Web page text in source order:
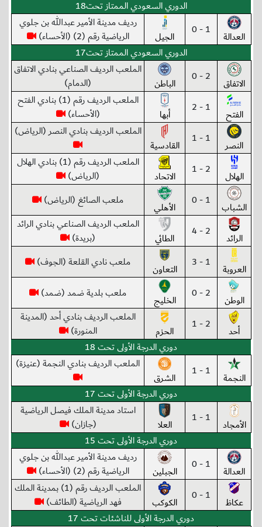
الدوري السعودي الممتاز تحت18
العدالة 1 - 0 الجيل
رديف مدينة الأمير عبدالله بن جلوي
الرياضية رقم (2) (الأحساء)
الدوري السعودي الممتاز تحت17
الاتفاق 2 - 0 الباطن
الملعب الرديف الصناعي بنادي الاتفاق
(الدمام)
الفتح 1 - 2 أبها
الملعب الرديف رقم (1) بنادي الفتح
(الأحساء)
النصر 1 - 1 القادسية
الملعب الرديف بنادي النصر (الرياض)
الهلال 2 - 1 الاتحاد
الملعب الرديف رقم (1) بنادي الهلال
(الرياض)
الشباب 1 - 0 الأهلي ملعب الصائغ (الرياض)
الرائد 2 - 4 الطائي
الملعب الرديف الصناعي بنادي الرائد
(بريدة)
العروبة 1 - 3 التعاون ملعب نادي القلعة (الجوف)
الوطن 2 - 0 الخليج ملعب بلدية ضمد (ضمد)
أحد 2 - 1 الحزم
الملعب الرديف بنادي أحد (المدينة
المنورة)
دوري الدرجة الأولى تحت 18
النجمة 1 - 1 الشرق
الملعب الرديف بنادي النجمة (عنيزة)
دوري الدرجة الأولى تحت 17
الأمجاد 1 - 1 العلا
استاد مدينة الملك فيصل الرياضية
(جازان)
دوري الدرجة الأولى تحت 15
العدالة 1 - 0 الجبلين
رديف مدينة الأمير عبدالله بن جلوي
الرياضية رقم (2) (الأحساء)
عكاظ 1 - 0 الكوكب
الملعب الرديف رقم (1) بمدينة الملك
فهد الرياضية (الطائف)
دوري الدرجة الأولى للناشئات تحت 17